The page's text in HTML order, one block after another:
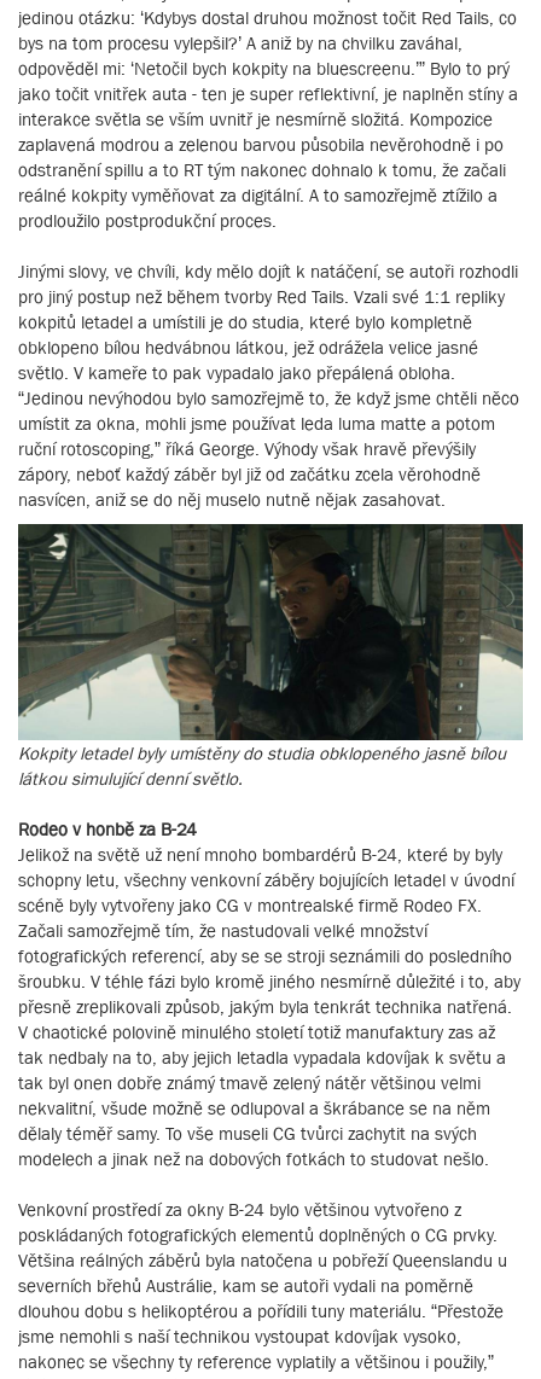
jedinou otázku: ‘Kdybys dostal druhou možnost točit Red Tails, co
bys na tom procesu vylepšil?’ A aniž by na chvilku zaváhal,
odpověděl mi: ‘Netočil bych kokpity na bluescreenu.’” Bylo to prý
jako točit vnitřek auta - ten je super reflektivní, je naplněn stíny a
interakce světla se vším uvnitř je nesmírně složitá. Kompozice
zaplavená modrou a zelenou barvou působila nevěrohodně i po
odstranění spillu a to RT tým nakonec dohnalo k tomu, že začali
reálné kokpity vyměňovat za digitální. A to samozřejmě ztížilo a
prodloužilo postprodukční proces.
Jinými slovy, ve chvíli, kdy mělo dojít k natáčení, se autoři rozhodli
pro jiný postup než během tvorby Red Tails. Vzali své 1:1 repliky
kokpitů letadel a umístili je do studia, které bylo kompletně
obklopeno bílou hedvábnou látkou, jež odrážela velice jasné
světlo. V kameře to pak vypadalo jako přepálená obloha.
“Jedinou nevýhodou bylo samozřejmě to, že když jsme chtěli něco
umístit za okna, mohli jsme používat leda luma matte a potom
ruční rotoscoping,” říká George. Výhody však hravě převýšily
zápory, neboť každý záběr byl již od začátku zcela věrohodně
nasvícen, aniž se do něj muselo nutně nějak zasahovat.
Kokpity letadel byly umístěny do studia obklopeného jasně bílou
látkou simulující denní světlo.
Rodeo v honbě za B-24
Jelikož na světě už není mnoho bombardérů B-24, které by byly
schopny letu, všechny venkovní záběry bojujících letadel v úvodní
scéně byly vytvořeny jako CG v montrealské firmě Rodeo FX.
Začali samozřejmě tím, že nastudovali velké množství
fotografických referencí, aby se se stroji seznámili do posledního
šroubku. V téhle fázi bylo kromě jiného nesmírně důležité i to, aby
přesně zreplikovali způsob, jakým byla tenkrát technika natřená.
V chaotické polovině minulého století totiž manufaktury zas až
tak nedbaly na to, aby jejich letadla vypadala kdovíjak k světu a
tak byl onen dobře známý tmavě zelený nátěr většinou velmi
nekvalitní, všude možně se odlupoval a škrábance se na něm
dělaly téměř samy. To vše museli CG tvůrci zachytit na svých
modelech a jinak než na dobových fotkách to studovat nešlo.
Venkovní prostředí za okny B-24 bylo většinou vytvořeno z
poskládaných fotografických elementů doplněných o CG prvky.
Většina reálných záběrů byla natočena u pobřeží Queenslandu u
severních břehů Austrálie, kam se autoři vydali na poměrně
dlouhou dobu s helikoptérou a pořídili tuny materiálu. “Přestože
jsme nemohli s naší technikou vystoupat kdovíjak vysoko,
nakonec se všechny ty reference vyplatily a většinou i použily,”